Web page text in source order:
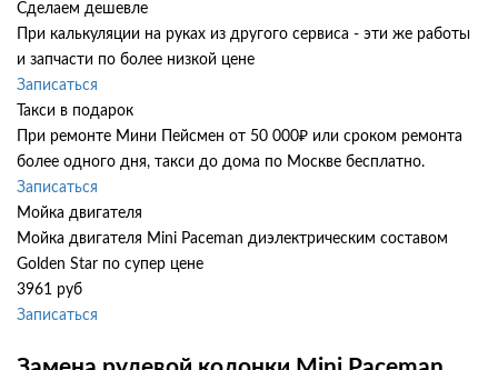
Сделаем дешевле
При калькуляции на руках из другого сервиса - эти же работы
и запчасти по более низкой цене
Записаться
Такси в подарок
При ремонте Мини Пейсмен от 50 000₽ или сроком ремонта
более одного дня, такси до дома по Москве бесплатно.
Записаться
Мойка двигателя
Мойка двигателя Mini Paceman диэлектрическим составом
Golden Star по супер цене
3961 руб
Записаться